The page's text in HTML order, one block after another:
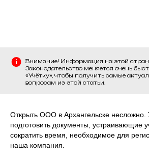
Внимание! Информация на этой
Законодательство меняется очень
«Учётку», чтобы получить самые
вопросам из этой статьи.
Открыть ООО в Архангельске несложно.
подготовить документы, устраивающие
сократить время, необходимое для
наша компания.